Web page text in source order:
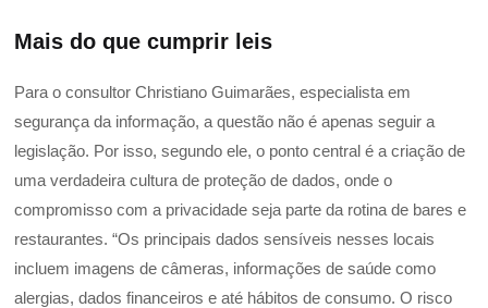
Mais do que cumprir leis
Para o consultor Christiano Guimarães, especialista em
segurança da informação, a questão não é apenas seguir a
legislação. Por isso, segundo ele, o ponto central é a criação de
uma verdadeira cultura de proteção de dados, onde o
compromisso com a privacidade seja parte da rotina de bares e
restaurantes. “Os principais dados sensíveis nesses locais
incluem imagens de câmeras, informações de saúde como
alergias, dados financeiros e até hábitos de consumo. O risco